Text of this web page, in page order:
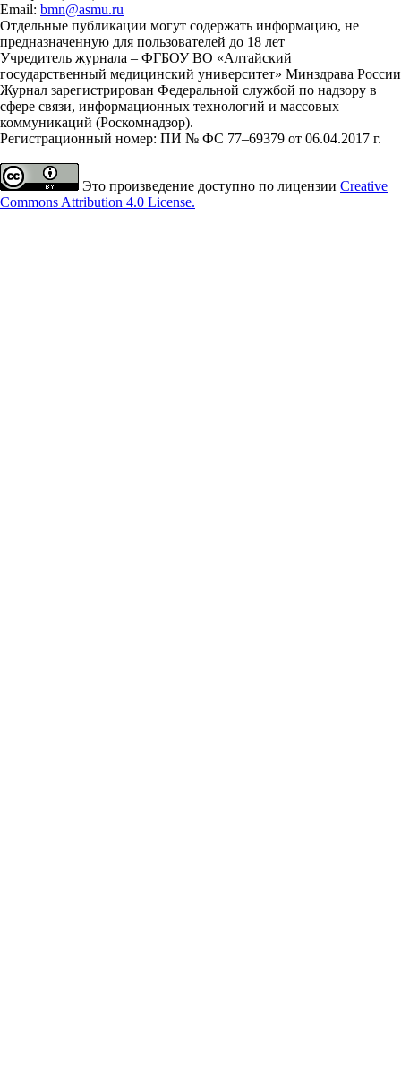
Email: bmn@asmu.ru
Отдельные публикации могут содержать информацию, не
предназначенную для пользователей до 18 лет
Учредитель журнала – ФГБОУ ВО «Алтайский
государственный медицинский университет» Минздрава России
Журнал зарегистрирован Федеральной службой по надзору в
сфере связи, информационных технологий и массовых
коммуникаций (Роскомнадзор).
Регистрационный номер: ПИ № ФС 77–69379 от 06.04.2017 г.
Это произведение доступно по лицензии Creative
Commons Attribution 4.0 License.